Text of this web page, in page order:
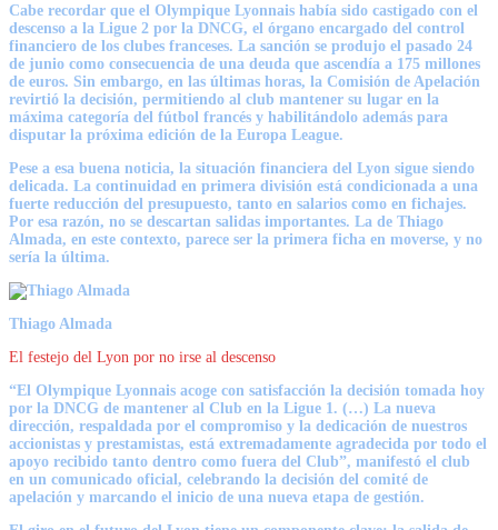
Cabe recordar que el Olympique Lyonnais había sido castigado con el
descenso a la Ligue 2 por la DNCG, el órgano encargado del control
financiero de los clubes franceses. La sanción se produjo el pasado 24
de junio como consecuencia de una deuda que ascendía a 175 millones
de euros. Sin embargo, en las últimas horas, la Comisión de Apelación
revirtió la decisión, permitiendo al club mantener su lugar en la
máxima categoría del fútbol francés y habilitándolo además para
disputar la próxima edición de la Europa League.
Pese a esa buena noticia, la situación financiera del Lyon sigue siendo
delicada. La continuidad en primera división está condicionada a una
fuerte reducción del presupuesto, tanto en salarios como en fichajes.
Por esa razón, no se descartan salidas importantes. La de Thiago
Almada, en este contexto, parece ser la primera ficha en moverse, y no
sería la última.
Thiago Almada
El festejo del Lyon por no irse al descenso
“El Olympique Lyonnais acoge con satisfacción la decisión tomada hoy
por la DNCG de mantener al Club en la Ligue 1. (…) La nueva
dirección, respaldada por el compromiso y la dedicación de nuestros
accionistas y prestamistas, está extremadamente agradecida por todo el
apoyo recibido tanto dentro como fuera del Club”, manifestó el club
en un comunicado oficial, celebrando la decisión del comité de
apelación y marcando el inicio de una nueva etapa de gestión.